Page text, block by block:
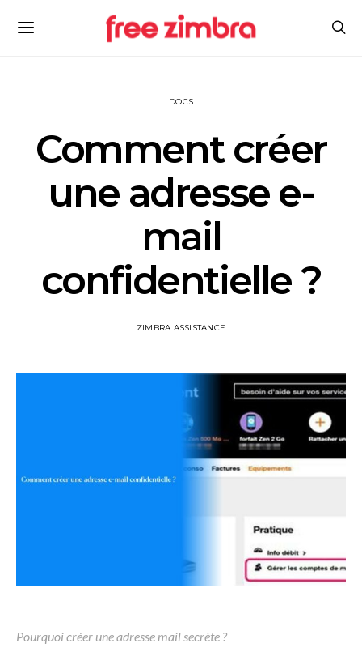
DOCS
Comment créer
une adresse e-
mail
confidentielle ?
ZIMBRA ASSISTANCE
Pourquoi créer une adresse mail secrète ?